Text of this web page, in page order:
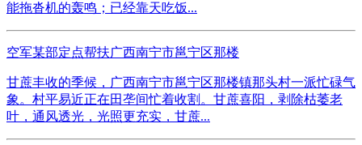
能拖沓机的轰鸣；已经靠天吃饭...
空军某部定点帮扶广西南宁市邕宁区那楼
甘蔗丰收的季候，广西南宁市邕宁区那楼镇那头村一派忙碌气
象。村平易近正在田垄间忙着收割。甘蔗喜阳，剥除枯萎老
叶，通风透光，光照更充实，甘蔗...